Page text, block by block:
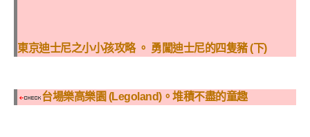
東京迪士尼之小小孩攻略 。 勇闖迪士尼的四隻豬 (下)
台場樂高樂園 (Legoland)。堆積不盡的童趣